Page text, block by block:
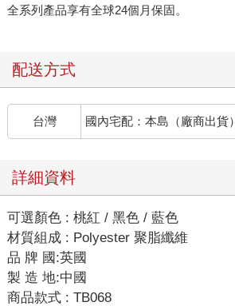
全系列產品享有全球24個月保固。
配送方式
台灣 國內宅配：本島（廠商出貨）
詳細資料
可選顏色 : 桃紅 / 黑色 / 藍色
材質組成 : Polyester 聚脂纖維
品 牌 國:英國
製 造 地:中國
商品款式 : TB068